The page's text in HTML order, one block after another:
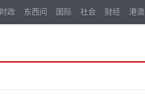
时政 东西问 国际 社会 财经 港澳